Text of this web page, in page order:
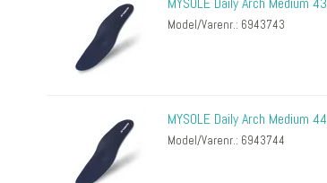
Model/Varenr.: 6943743
MYSOLE Daily Arch Medium 44
Model/Varenr.: 6943744